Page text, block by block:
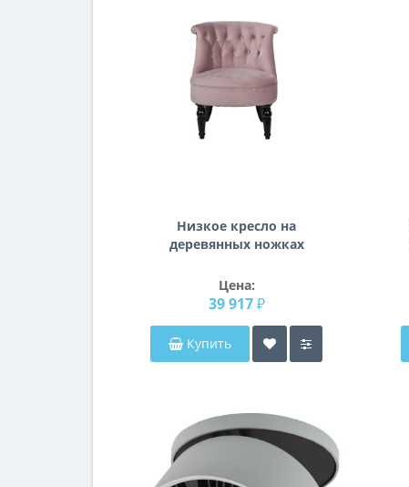
Низкое кресло на
деревянных ножках
46*61*70см 24YJ-8044B-
06418
Цена:
39 917 ₽
Купить